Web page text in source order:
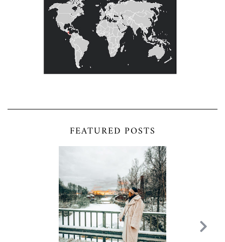
FEATURED POSTS